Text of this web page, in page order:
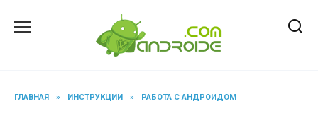
ГЛАВНАЯ » ИНСТРУКЦИИ » РАБОТА С АНДРОИДОМ